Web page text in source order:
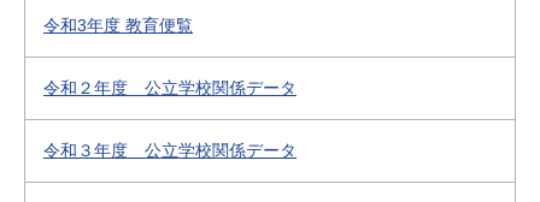
令和3年度 教育便覧
令和２年度 公立学校関係データ
令和３年度 公立学校関係データ